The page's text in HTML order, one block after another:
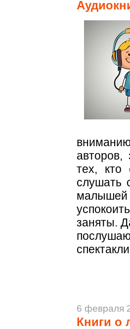
тех,
слушать
малышей
заняты.
6 февраля
Книги о